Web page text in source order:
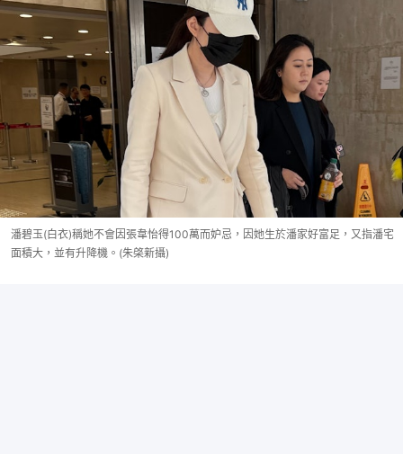
潘碧玉(白衣)稱她不會因張韋怡得100萬而妒忌，因她生於潘家好富足，又指潘宅
面積大，並有升降機。(朱棨新攝)